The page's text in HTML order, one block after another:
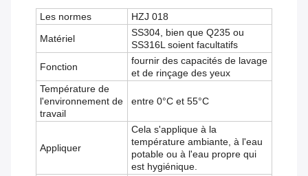
Les normes
HZJ 018
Matériel
SS304, bien que Q235 ou
SS316L soient facultatifs
Fonction
fournir des capacités de lavage
et de rinçage des yeux
Température de
l'environnement de
travail
entre 0°C et 55°C
Appliquer
Cela s'applique à la
température ambiante, à l'eau
potable ou à l'eau propre qui
est hygiénique.